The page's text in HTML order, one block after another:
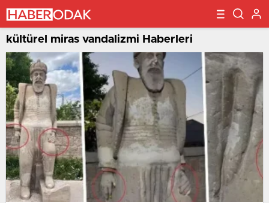
kültürel miras vandalizmi Haberleri